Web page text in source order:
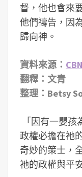
督，他也會來
他們禱告，因
歸向神。
資料來源： CBN
翻釋：文青
整理：Betsy
「因有一嬰
政權必擔在祂
奇妙的策士，
祂的政權與平